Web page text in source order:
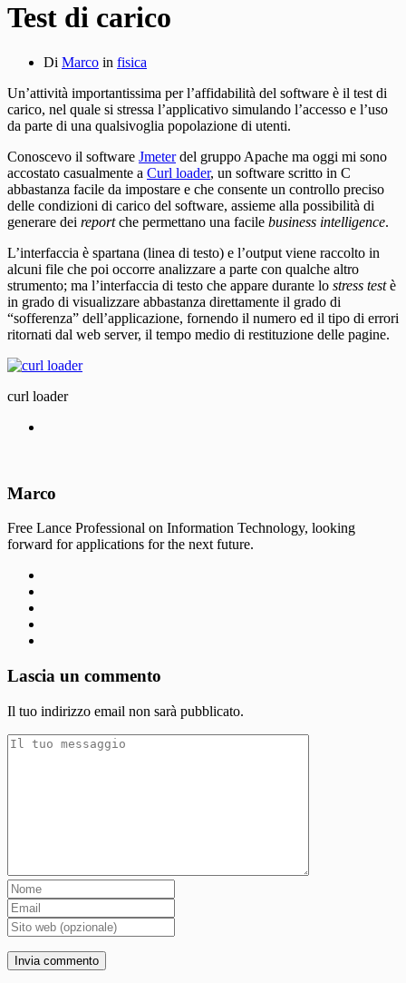
Test di carico
Di Marco in fisica
Un’attività importantissima per l’affidabilità del software è il test di
carico, nel quale si stressa l’applicativo simulando l’accesso e l’uso
da parte di una qualsivoglia popolazione di utenti.
Conoscevo il software Jmeterdel gruppo Apache ma oggi mi sono
accostato casualmente a Curl loader, un software scritto in C
abbastanza facile da impostare e che consente un controllo preciso
delle condizioni di carico del software, assieme alla possibilità di
generare dei reportche permettano una facile business intelligence.
L’interfaccia è spartana (linea di testo) e l’output viene raccolto in
alcuni file che poi occorre analizzare a parte con qualche altro
strumento; ma l’interfaccia di testo che appare durante lo stress testè
in grado di visualizzare abbastanza direttamente il grado di
“sofferenza” dell’applicazione, fornendo il numero ed il tipo di errori
ritornati dal web server, il tempo medio di restituzione delle pagine.
curl loader
Marco
Free Lance Professional on Information Technology, looking
forward for applications for the next future.
Lascia un commento
Il tuo indirizzo email non sarà pubblicato.